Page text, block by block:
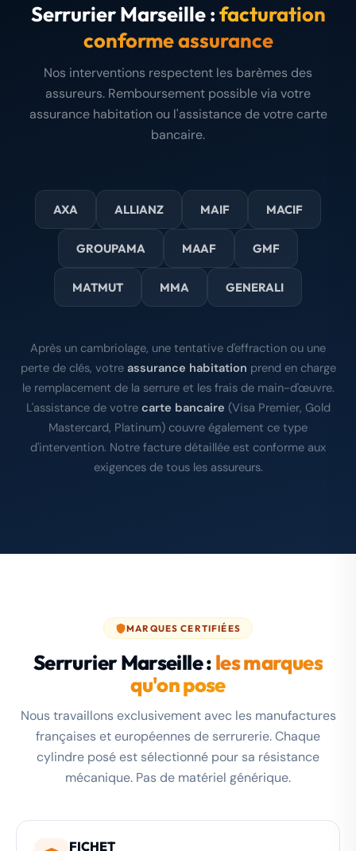
Serrurier Marseille :facturation
conforme assurance
Nos interventions respectent les barèmes des
assureurs. Remboursement possible via votre
assurance habitation ou l'assistance de votre carte
bancaire.
AXA ALLIANZ MAIF MACIF
GROUPAMA MAAF GMF
MATMUT MMA GENERALI
Après un cambriolage, une tentative d'effraction ou une
perte de clés, votre assurance habitation prend en charge
le remplacement de la serrure et les frais de main-d'œuvre.
L'assistance de votre carte bancaire (Visa Premier, Gold
Mastercard, Platinum) couvre également ce type
d'intervention. Notre facture détaillée est conforme aux
exigences de tous les assureurs.
MARQUES CERTIFIÉES
Serrurier Marseille :les marques
qu'on pose
Nous travaillons exclusivement avec les manufactures
françaises et européennes de serrurerie. Chaque
cylindre posé est sélectionné pour sa résistance
mécanique. Pas de matériel générique.
FICHET